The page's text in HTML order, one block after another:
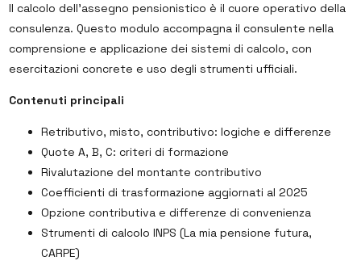
Il calcolo dell’assegno pensionistico è il cuore operativo della
consulenza. Questo modulo accompagna il consulente nella
comprensione e applicazione dei sistemi di calcolo, con
esercitazioni concrete e uso degli strumenti ufficiali.
Contenuti principali
Retributivo, misto, contributivo: logiche e differenze
Quote A, B, C: criteri di formazione
Rivalutazione del montante contributivo
Coefficienti di trasformazione aggiornati al 2025
Opzione contributiva e differenze di convenienza
Strumenti di calcolo INPS (La mia pensione futura,
CARPE)